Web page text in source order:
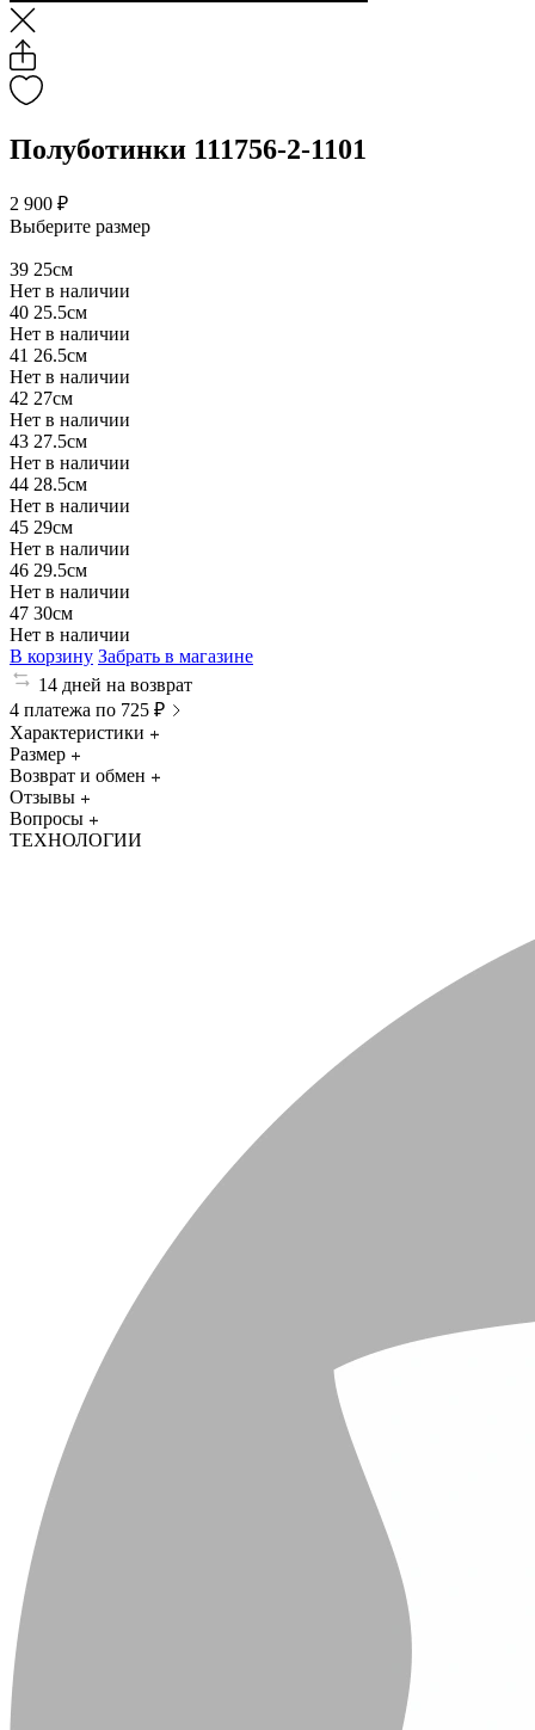
Полуботинки 111756-2-1101
2 900 ₽
Выберите размер
39 25см
Нет в наличии
40 25.5см
Нет в наличии
41 26.5см
Нет в наличии
42 27см
Нет в наличии
43 27.5см
Нет в наличии
44 28.5см
Нет в наличии
45 29см
Нет в наличии
46 29.5см
Нет в наличии
47 30см
Нет в наличии
В корзину Забрать в магазине
14 дней на возврат
4 платежа по 725 ₽
Характеристики
Размер
Возврат и обмен
Отзывы
Вопросы
ТЕХНОЛОГИИ